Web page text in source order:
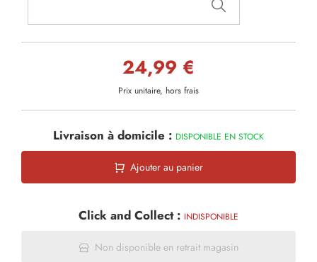
24,99 €
Prix unitaire, hors frais
Livraison à domicile : DISPONIBLE EN STOCK
Ajouter au panier
Click and Collect : INDISPONIBLE
Non disponible en retrait magasin